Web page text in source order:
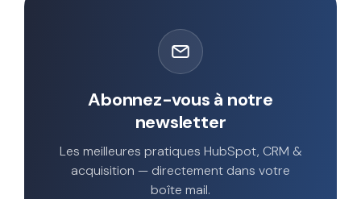
Abonnez-vous à notre
newsletter
Les meilleures pratiques HubSpot, CRM &
acquisition — directement dans votre
boîte mail.